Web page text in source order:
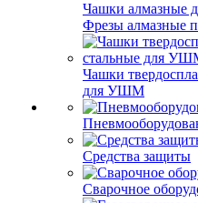
Чашки алмазные
Фрезы алмазные
Чашки
для УШМ
Средства защиты
Сварочное